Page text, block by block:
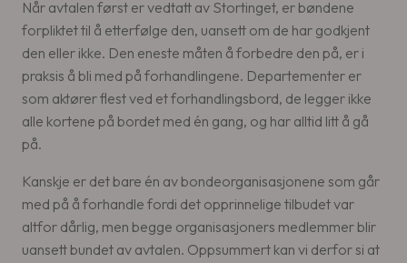
Når avtalen først er vedtatt av Stortinget, er bøndene
forpliktet til å etterfølge den, uansett om de har godkjent
den eller ikke. Den eneste måten å forbedre den på, er i
praksis å bli med på forhandlingene. Departementer er
som aktører flest ved et forhandlingsbord, de legger ikke
alle kortene på bordet med én gang, og har alltid litt å gå
på.
Kanskje er det bare én av bondeorganisasjonene som går
med på å forhandle fordi det opprinnelige tilbudet var
altfor dårlig, men begge organisasjoners medlemmer blir
uansett bundet av avtalen. Oppsummert kan vi derfor si at